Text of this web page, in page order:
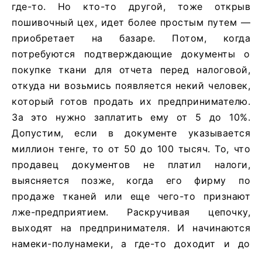
где-то. Но кто-то другой, тоже открыв
пошивочный цех, идет более простым путем —
приобретает на базаре. Потом, когда
потребуются подтверждающие документы о
покупке ткани для отчета перед налоговой,
откуда ни возьмись появляется некий человек,
который готов продать их предпринимателю.
За это нужно заплатить ему от 5 до 10%.
Допустим, если в документе указывается
миллион тенге, то от 50 до 100 тысяч. То, что
продавец документов не платил налоги,
выясняется позже, когда его фирму по
продаже тканей или еще чего-то признают
лже-предприятием. Раскручивая цепочку,
выходят на предпринимателя. И начинаются
намеки-полунамеки, а где-то доходит и до